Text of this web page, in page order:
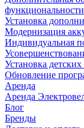
функциональности
Установка
Модернизация
Индивидуальная
Установка
Обновление
Аренда
Аренда
Блог
Бренды